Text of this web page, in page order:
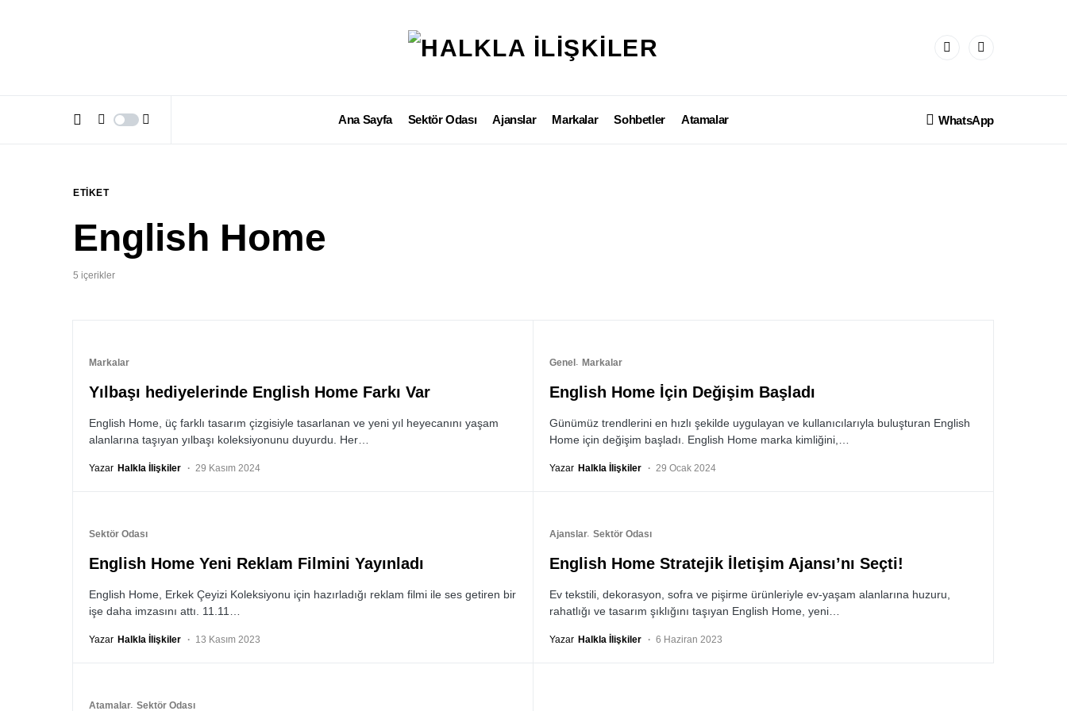
Ana Sayfa Sektör Odası Ajanslar Markalar Sohbetler Atamalar WhatsApp
ETIKET
English Home
5 içerikler
Markalar
Yılbaşı hediyelerinde English Home Farkı Var
English Home, üç farklı tasarım çizgisiyle tasarlanan ve yeni yıl heyecanını yaşam
alanlarına taşıyan yılbaşı koleksiyonunu duyurdu. Her…
Yazar Halkla İlişkiler 29 Kasım 2024
Genel Markalar
English Home İçin Değişim Başladı
Günümüz trendlerini en hızlı şekilde uygulayan ve kullanıcılarıyla buluşturan English
Home için değişim başladı. English Home marka kimliğini,…
Yazar Halkla İlişkiler 29 Ocak 2024
Sektör Odası
English Home Yeni Reklam Filmini Yayınladı
English Home, Erkek Çeyizi Koleksiyonu için hazırladığı reklam filmi ile ses getiren bir
işe daha imzasını attı. 11.11…
Yazar Halkla İlişkiler 13 Kasım 2023
Ajanslar Sektör Odası
English Home Stratejik İletişim Ajansı’nı Seçti!
Ev tekstili, dekorasyon, sofra ve pişirme ürünleriyle ev-yaşam alanlarına huzuru,
rahatlığı ve tasarım şıklığını taşıyan English Home, yeni…
Yazar Halkla İlişkiler 6 Haziran 2023
Atamalar Sektör Odası